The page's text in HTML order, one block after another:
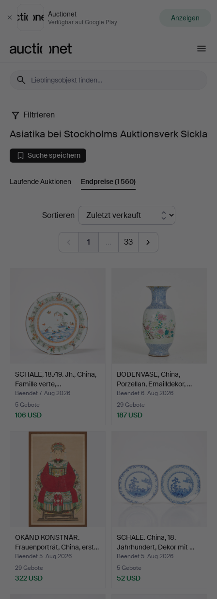
Schließen
Auctionet
Verfügbar auf Google Play Anzeigen
Asiatika
bei
Stockholms
Auktionsverk
Sickla
Filtrieren
Asiatika bei Stockholms Auktionsverk Sickla
Suche speichern
Laufende Auktionen Endpreise(1 560)
EndpreiseSortieren
1 … 33
SCHALE, 18./19. Jh., China,
Famille verte,…
Beendet 7. Aug 2026
5 Gebote
106 USD
BODENVASE, China,
Porzellan, Emailldekor, …
Beendet 6. Aug 2026
29 Gebote
187 USD
OKÄND KONSTNÄR.
Frauenporträt, China, erst…
Beendet 5. Aug 2026
29 Gebote
322 USD
SCHALE. China, 18.
Jahrhundert, Dekor mit …
Beendet 5. Aug 2026
5 Gebote
52 USD